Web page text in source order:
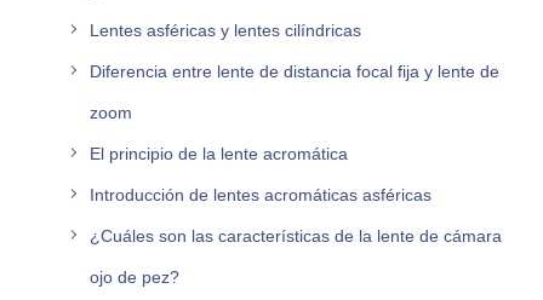
Lentes asféricas y lentes cilíndricas
Diferencia entre lente de distancia focal fija y lente de
zoom
El principio de la lente acromática
Introducción de lentes acromáticas asféricas
¿Cuáles son las características de la lente de cámara
ojo de pez?